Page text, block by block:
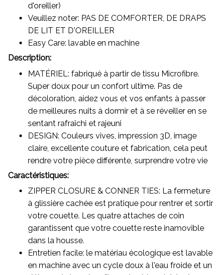
d'oreiller)
Veuillez noter: PAS DE COMFORTER, DE DRAPS
DE LIT ET D'OREILLER
Easy Care: lavable en machine
Description:
MATÉRIEL: fabriqué à partir de tissu Microfibre.
Super doux pour un confort ultime. Pas de
décoloration, aidez vous et vos enfants à passer
de meilleures nuits à dormir et à se réveiller en se
sentant rafraîchi et rajeuni
DESIGN: Couleurs vives, impression 3D, image
claire, excellente couture et fabrication, cela peut
rendre votre pièce différente, surprendre votre vie
Caractéristiques:
ZIPPER CLOSURE & CONNER TIES: La fermeture
à glissière cachée est pratique pour rentrer et sortir
votre couette. Les quatre attaches de coin
garantissent que votre couette reste inamovible
dans la housse.
Entretien facile: le matériau écologique est lavable
en machine avec un cycle doux à l'eau froide et un